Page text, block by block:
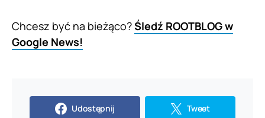
Chcesz być na bieżąco?Śledź ROOTBLOG w
Google News!
Udostępnij Tweet